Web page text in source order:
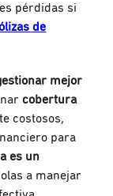
pérdidas si
de
mejor
cobertura
costosos,
para
es un
a manejar